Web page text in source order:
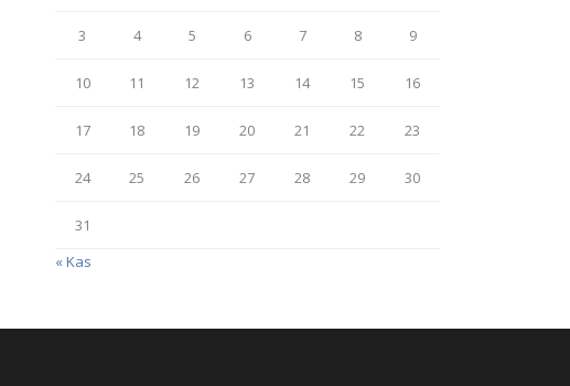
3 4 5 6 7 8 9
10 11 12 13 14 15 16
17 18 19 20 21 22 23
24 25 26 27 28 29 30
31
« Kas